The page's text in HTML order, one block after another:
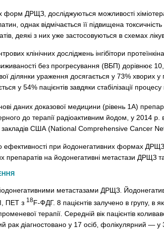
ДРЩЗ, досліджуються можливості
однак відмічається її підвищена
деякі з них уже застосовуються в схемах
клінічних досліджень інгібітори
без прогресування (ВБП) дорівнює
ділянки ураження досягається у 73% хворих
у 54% пацієнтів завдяки стабілізації процесу
даних доказової медицини (рівень 1А)
до терапії радіоактивним йодом, у 2014 р.
закладів США (National Comprehensive Cancer
ефективності при йодонегативних формах ДРЩЗ
препаратів на йодонегативні метастази ДРЩЗ
метастазами ДРЩЗ.
ПЕТ з 18F-ФДГ. 8 пацієнтів залучено в групу, в
терапії. Середній вік пацієнтів
рак діагностовано у 17 осіб, фолікулярний — у 3